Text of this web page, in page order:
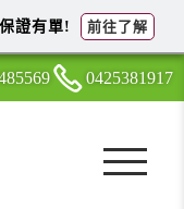
85569 0425381917
證有單! 前往了解